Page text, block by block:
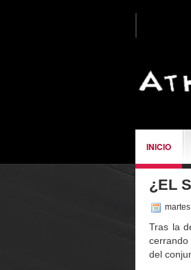
INICIO
SOBRE MÍ
¿EL
Tras la
cerrando
del